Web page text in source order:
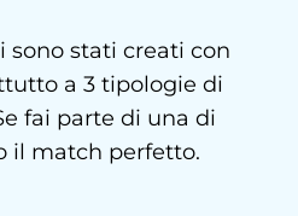
sono stati creati con
a 3 tipologie di
fai parte di una di
il match perfetto.